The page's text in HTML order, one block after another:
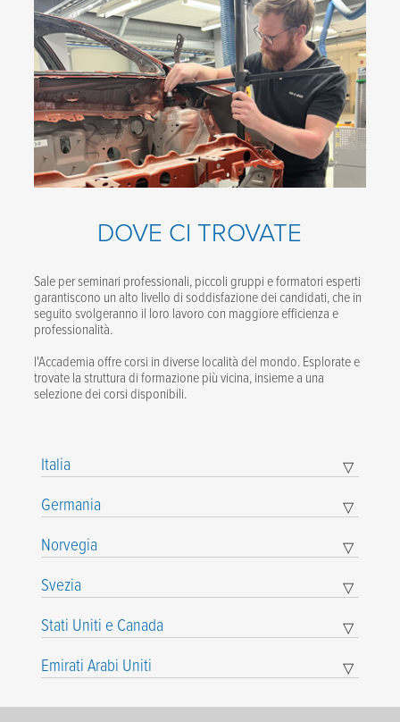
DOVE CI TROVATE
Sale per seminari professionali, piccoli gruppi e formatori esperti
garantiscono un alto livello di soddisfazione dei candidati, che in
seguito svolgeranno il loro lavoro con maggiore efficienza e
professionalità.
l'Accademia offre corsi in diverse località del mondo. Esplorate e
trovate la struttura di formazione più vicina, insieme a una
selezione dei corsi disponibili.
Italia ▽Expand
Menu
Germania ▽Expand
Menu
Norvegia ▽Expand
Menu
Svezia ▽Expand
Menu
Stati Uniti e Canada ▽Expand
Menu
Emirati Arabi Uniti ▽Expand